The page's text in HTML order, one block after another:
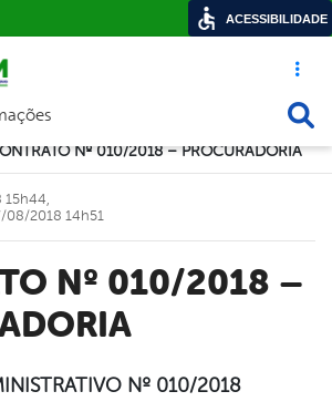
Acesso
de navegação
Nº 010/2018 – PROCURADORIA
15h44,
08/2018 14h51
Nº 010/2018
ACESSIBILIDADE